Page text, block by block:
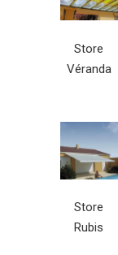
Store
Véranda
Store
Rubis